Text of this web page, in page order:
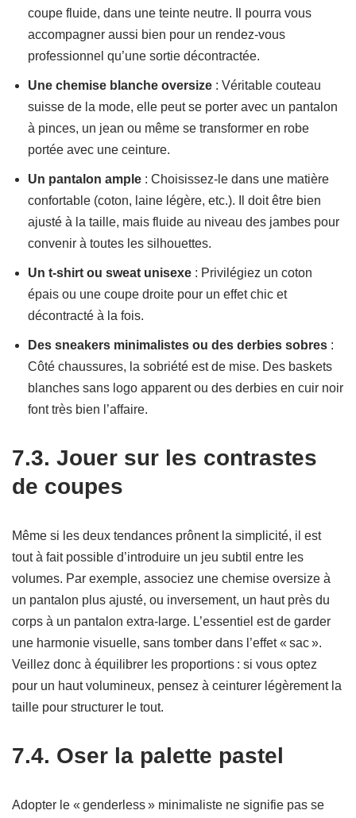
coupe fluide, dans une teinte neutre. Il pourra vous
accompagner aussi bien pour un rendez-vous
professionnel qu’une sortie décontractée.
Une chemise blanche oversize : Véritable couteau
suisse de la mode, elle peut se porter avec un pantalon
à pinces, un jean ou même se transformer en robe
portée avec une ceinture.
Un pantalon ample : Choisissez-le dans une matière
confortable (coton, laine légère, etc.). Il doit être bien
ajusté à la taille, mais fluide au niveau des jambes pour
convenir à toutes les silhouettes.
Un t-shirt ou sweat unisexe : Privilégiez un coton
épais ou une coupe droite pour un effet chic et
décontracté à la fois.
Des sneakers minimalistes ou des derbies sobres :
Côté chaussures, la sobriété est de mise. Des baskets
blanches sans logo apparent ou des derbies en cuir noir
font très bien l’affaire.
7.3. Jouer sur les contrastes
de coupes
Même si les deux tendances prônent la simplicité, il est
tout à fait possible d’introduire un jeu subtil entre les
volumes. Par exemple, associez une chemise oversize à
un pantalon plus ajusté, ou inversement, un haut près du
corps à un pantalon extra-large. L’essentiel est de garder
une harmonie visuelle, sans tomber dans l’effet « sac ».
Veillez donc à équilibrer les proportions : si vous optez
pour un haut volumineux, pensez à ceinturer légèrement la
taille pour structurer le tout.
7.4. Oser la palette pastel
Adopter le « genderless » minimaliste ne signifie pas se